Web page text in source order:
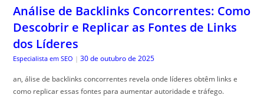
Análise de Backlinks Concorrentes: Como
Descobrir e Replicar as Fontes de Links
dos Líderes
Especialista em SEO | 30 de outubro de 2025
an, álise de backlinks concorrentes revela onde líderes obtêm links e
como replicar essas fontes para aumentar autoridade e tráfego.